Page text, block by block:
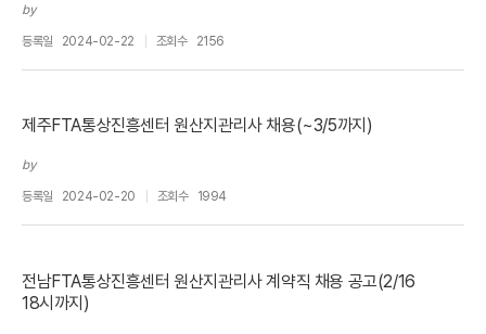
by
등록일 2024-02-22 조회수 2156
제주FTA통상진흥센터 원산지관리사 채용(~3/5까지)
by
등록일 2024-02-20 조회수 1994
전남FTA통상진흥센터 원산지관리사 계약직 채용 공고(2/16
18시까지)